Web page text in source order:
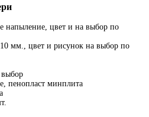
напыление, цвет и на выбор по
мм., цвет и рисунок на выбор по
выбор
пенопласт минплита